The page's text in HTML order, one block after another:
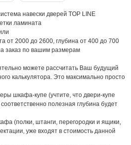
навески дверей TOP LINE
ламината
от 2000 до 2600, глубина от 400 до 700
заказ по вашим размерам
можете рассчитать Ваш будущий
калькулятора. Это максимально просто
шкафа-купе (учтите, что двери-купе
полезная глубина будет
(полки, штанги, перегородки и ящики,
уже входят в стоимость данной